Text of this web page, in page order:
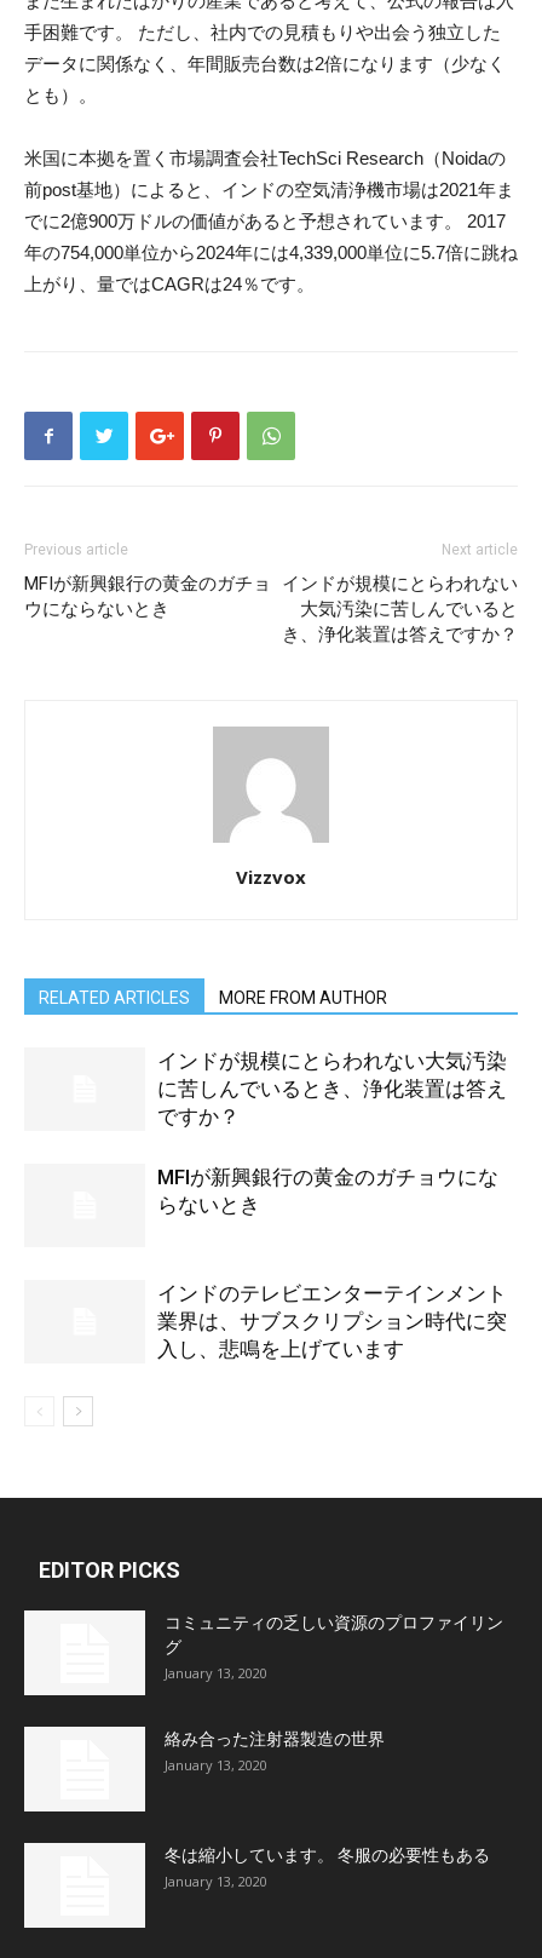
手困難です。 ただし、社内での見積もりや出会う独立した
データに関係なく、年間販売台数は2倍になります（少なく
とも）。
米国に本拠を置く市場調査会社TechSci Research（Noidaの
前post基地）によると、インドの空気清浄機市場は2021年ま
でに2億900万ドルの価値があると予想されています。 2017
年の754,000単位から2024年には4,339,000単位に5.7倍に跳ね
上がり、量ではCAGRは24％です。
Previous article
MFIが新興銀行の黄金のガチョ
ウにならないとき
Next article
インドが規模にとらわれない
大気汚染に苦しんでいると
き、浄化装置は答えですか？
Vizzvox
RELATED ARTICLES MORE FROM AUTHOR
インドが規模にとらわれない大気汚染
に苦しんでいるとき、浄化装置は答え
ですか？
MFIが新興銀行の黄金のガチョウにな
らないとき
インドのテレビエンターテインメント
業界は、サブスクリプション時代に突
入し、悲鳴を上げています
EDITOR PICKS
コミュニティの乏しい資源のプロファイリン
グ
January 13, 2020
絡み合った注射器製造の世界
January 13, 2020
冬は縮小しています。 冬服の必要性もある
January 13, 2020